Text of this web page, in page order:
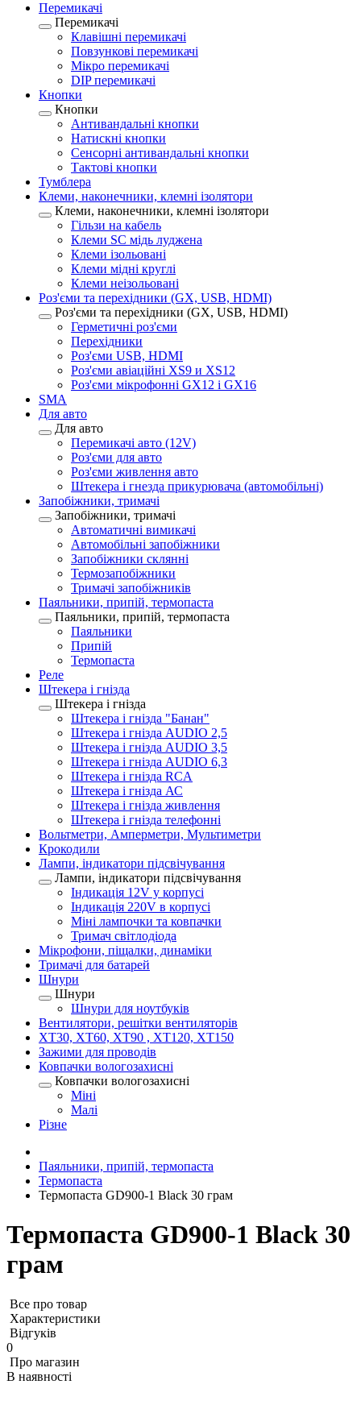
Перемикачі
Перемикачі
Клавішні перемикачі
Повзункові перемикачі
Мікро перемикачі
DIP перемикачі
Кнопки
Кнопки
Антивандальні кнопки
Натискні кнопки
Сенсорні антивандальні кнопки
Тактові кнопки
Тумблера
Клеми, наконечники, клемні ізолятори
Клеми, наконечники, клемні ізолятори
Гільзи на кабель
Клеми SC мідь луджена
Клеми ізольовані
Клеми мідні круглі
Клеми неізольовані
Роз'єми та перехідники (GX, USB, HDMI)
Роз'єми та перехідники (GX, USB, HDMI)
Герметичні роз'єми
Перехідники
Роз'єми USB, HDMI
Роз'єми авіаційні XS9 и XS12
Роз'єми мікрофонні GX12 і GX16
SMA
Для авто
Для авто
Перемикачі авто (12V)
Роз'єми для авто
Роз'єми живлення авто
Штекера і гнезда прикурювача (автомобільні)
Запобіжники, тримачі
Запобіжники, тримачі
Автоматичні вимикачі
Автомобільні запобіжники
Запобіжники склянні
Термозапобіжники
Тримачі запобіжників
Паяльники, припій, термопаста
Паяльники, припій, термопаста
Паяльники
Припій
Термопаста
Реле
Штекера і гнізда
Штекера і гнізда
Штекера і гнізда "Банан"
Штекера і гнізда AUDIO 2,5
Штекера і гнізда AUDIO 3,5
Штекера і гнізда AUDIO 6,3
Штекера і гнізда RCA
Штекера і гнізда АС
Штекера і гнізда живлення
Штекера і гнізда телефонні
Вольтметри, Амперметри, Мультиметри
Крокодили
Лампи, індикатори підсвічування
Лампи, індикатори підсвічування
Індикація 12V у корпусі
Індикація 220V в корпусі
Міні лампочки та ковпачки
Тримач світлодіода
Мікрофони, піщалки, динаміки
Тримачі для батарей
Шнури
Шнури
Шнури для ноутбуків
Вентилятори, решітки вентиляторів
XT30, XT60, XT90 , XT120, XT150
Зажими для проводів
Ковпачки вологозахисні
Ковпачки вологозахисні
Міні
Малі
Різне
Паяльники, припій, термопаста
Термопаста
Термопаста GD900-1 Black 30 грам
Термопаста GD900-1 Black 30
грам
Все про товар
Характеристики
Відгуків
0
Про магазин
В наявності